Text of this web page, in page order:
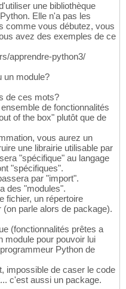
une bibliothèque
Elle n'a pas les
comme vous débutez, vous
avez des exemples de ce
apprendre-python3/
un module?
de ces mots?
de fonctionnalités
of the box" plutôt que de
vous aurez un
une librairie utilisable par
"spécifique" au langage
"spécifiques".
par "import".
des "modules".
fichier, un répertoire
parle alors de package).
(fonctionnalités prêtes a
module pour pouvoir lui
Python de
impossible de caser le code
c'est aussi un package.